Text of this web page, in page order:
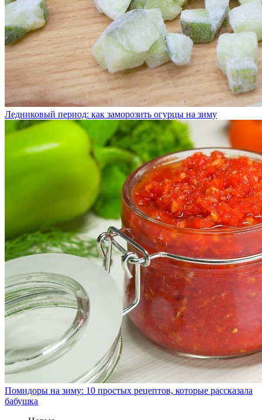
Ледниковый период: как заморозить огурцы на зиму
Помидоры на зиму: 10 простых рецептов, которые рассказала
бабушка